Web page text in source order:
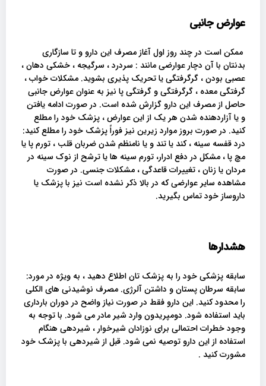
عوارض جانبی
ممکن است در چند روز اول آغاز مصرف این دارو و تا سازگاری
بدنتان با آن دچار عوارضی مانند : سردرد ، سرگیجه ، خشکی دهان ،
عصبی بودن ، گرگرفتگی یا تحریک پذیری بشوید. مشکلات خواب ،
گرفتگی معده ، گرگرفتگی و گرفتگی پا نیز به عنوان عوارض جانبی
حاصل از مصرف این دارو گزارش شده است. در صورت ادامه یافتن
و یا آزاردهنده شدن هر یک از این عوارض ، پزشک خود را مطلع
کنید. در صورت بروز موارد زیرین نیز فوراً پزشک خود را مطلع کنید:
درد قفسه سینه ، کند یا تند و یا نامنظم شدن ضربان قلب ، تورم پا یا
مچ پا ، مشکل در دفع ادرار، تورم سینه ها یا ترشح از نوک سینه در
مردان یا زنان ، تغییرات قاعدگی ، مشکلات جنسی. در صورت
مشاهده سایر عوارضی که در بالا ذکر نشده است نیز با پزشک یا
داروساز خود تماس بگیرید.
هشدارها
سابقه پزشکی خود را به پزشک تان اطلاع دهید ، به ویژه در مورد:
سابقه سرطان پستان و داشتن آلرژی. مصرف نوشیدنی های الکلی
را محدود کنید. این دارو فقط در صورت نیاز واضح در دوران بارداری
باید استفاده شود. دومپریدون وارد شیر مادر می شود. با توجه به
وجود خطرات احتمالی برای نوزادان شیرخوار ، شیردهی هنگام
استفاده از این دارو توصیه نمی شود. قبل از شیردهی با پزشک خود
مشورت کنید .